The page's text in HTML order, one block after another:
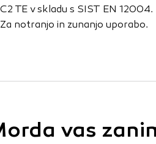
C2 TE v skladu s SIST EN 12004.
Za notranjo in zunanjo uporabo.
vas